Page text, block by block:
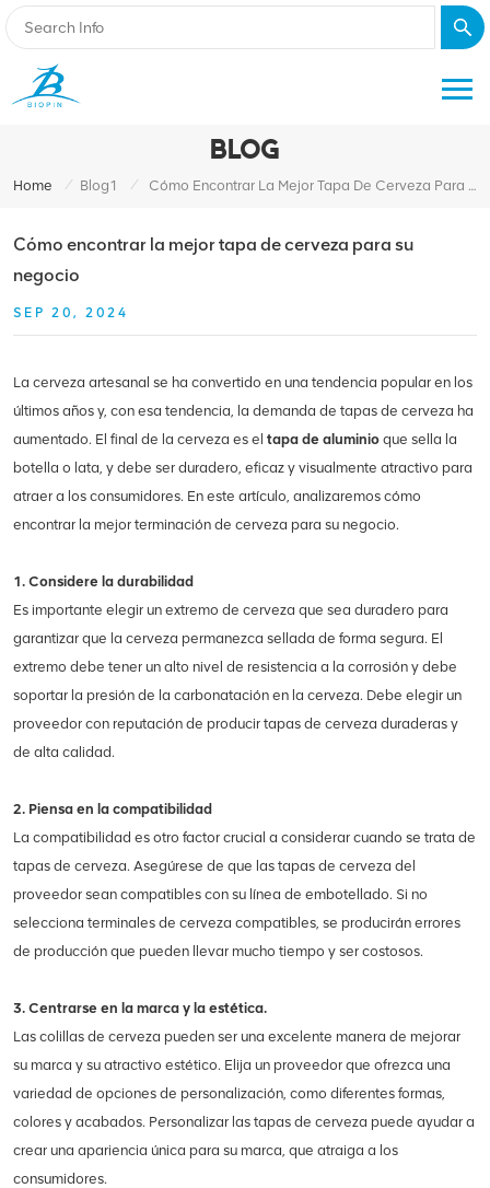
BLOG
Home / Blog1 / Cómo Encontrar La Mejor Tapa De Cerveza Para Su Negocio
Cómo encontrar la mejor tapa de cerveza para su
negocio
SEP 20, 2024
La cerveza artesanal se ha convertido en una tendencia popular en los
últimos años y, con esa tendencia, la demanda de tapas de cerveza ha
aumentado. El final de la cerveza es el tapa de aluminio que sella la
botella o lata, y debe ser duradero, eficaz y visualmente atractivo para
atraer a los consumidores. En este artículo, analizaremos cómo
encontrar la mejor terminación de cerveza para su negocio.
1. Considere la durabilidad
Es importante elegir un extremo de cerveza que sea duradero para
garantizar que la cerveza permanezca sellada de forma segura. El
extremo debe tener un alto nivel de resistencia a la corrosión y debe
soportar la presión de la carbonatación en la cerveza. Debe elegir un
proveedor con reputación de producir tapas de cerveza duraderas y
de alta calidad.
2. Piensa en la compatibilidad
La compatibilidad es otro factor crucial a considerar cuando se trata de
tapas de cerveza. Asegúrese de que las tapas de cerveza del
proveedor sean compatibles con su línea de embotellado. Si no
selecciona terminales de cerveza compatibles, se producirán errores
de producción que pueden llevar mucho tiempo y ser costosos.
3. Centrarse en la marca y la estética.
Las colillas de cerveza pueden ser una excelente manera de mejorar
su marca y su atractivo estético. Elija un proveedor que ofrezca una
variedad de opciones de personalización, como diferentes formas,
colores y acabados. Personalizar las tapas de cerveza puede ayudar a
crear una apariencia única para su marca, que atraiga a los
consumidores.